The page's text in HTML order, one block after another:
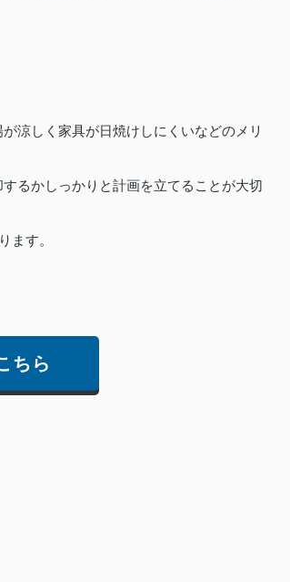
涼しく家具が日焼けしにくいなどのメリ
るかしっかりと計画を立てることが大切
ます。
ちら